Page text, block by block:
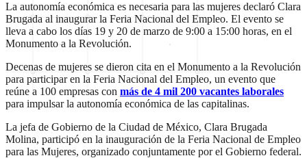
La autonomía económica es necesaria para las mujeres declaró Clara
Brugada al inaugurar la Feria Nacional del Empleo. El evento se
lleva a cabo los días 19 y 20 de marzo de 9:00 a 15:00 horas, en el
Monumento a la Revolución.
Decenas de mujeres se dieron cita en el Monumento a la Revolución
para participar en la Feria Nacional del Empleo, un evento que
reúne a 100 empresas con más de 4 mil 200 vacantes laborales
para impulsar la autonomía económica de las capitalinas.
La jefa de Gobierno de la Ciudad de México, Clara Brugada
Molina, participó en la inauguración de la Feria Nacional de Empleo
para las Mujeres, organizado conjuntamente por el Gobierno federal.